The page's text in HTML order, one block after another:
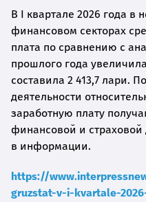
В I квартале 2026 года в
финансовом секторах
плата по сравнению с
прошлого года
составила 2 413,7 лари.
деятельности
заработную плату
финансовой и страховой
в информации.
https://
gruzstat-v-i-kvartale-